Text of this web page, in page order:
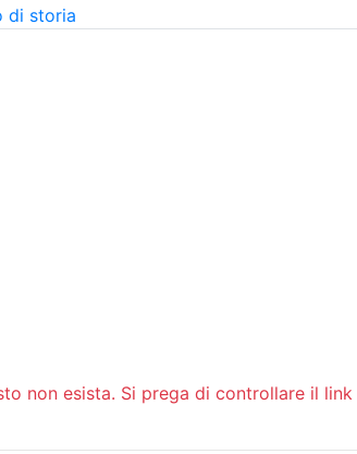
non esista. Si prega di controllare il